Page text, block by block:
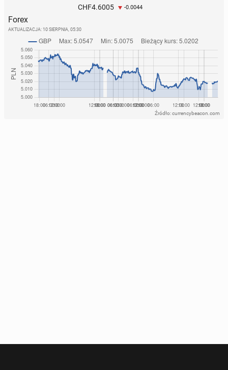
CHF4.6005 -0.0044
Forex
AKTUALIZACJA: 10 SIERPNIA, 05:30
Źródło: currencybeacon.com